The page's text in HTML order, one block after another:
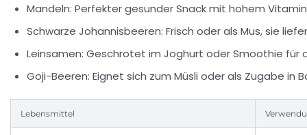
Mandeln: Perfekter gesunder Snack mit hohem
Schwarze Johannisbeeren: Frisch oder als Mus, sie
Leinsamen: Geschrotet im Joghurt oder Smoothie für
Goji-Beeren: Eignet sich zum Müsli oder als Zugabe in
Lebensmittel